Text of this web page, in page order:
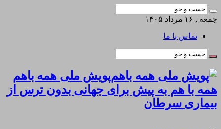
جمعه , ۱۶ مرداد ۱۴۰۵
تماس با ما
پویش ملی همه باهم
همه با هم به پیش برای جهانی بدون ترس از
بیماری سرطان